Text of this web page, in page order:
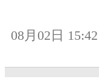
08月02日 15:42